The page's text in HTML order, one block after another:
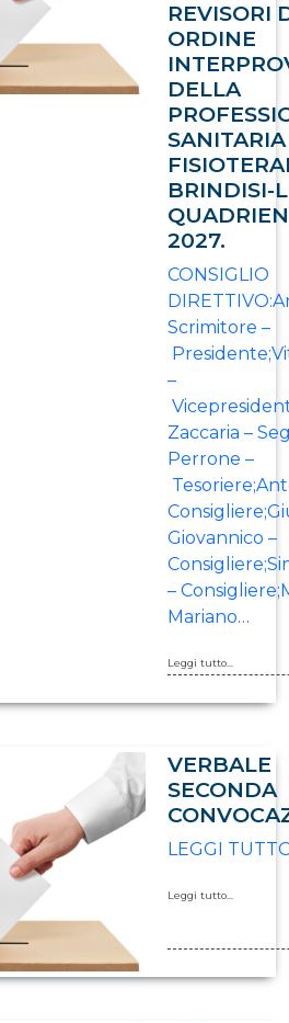
REVISORI
ORDINE
DELLA
BRINDISI-
2027.
CONSIGLIO
Scrimitore –
–
Zaccaria –
Perrone –
Giovannico –
–
Mariano…
Leggi tutto...
VERBALE
SECONDA
LEGGI
Leggi tutto...